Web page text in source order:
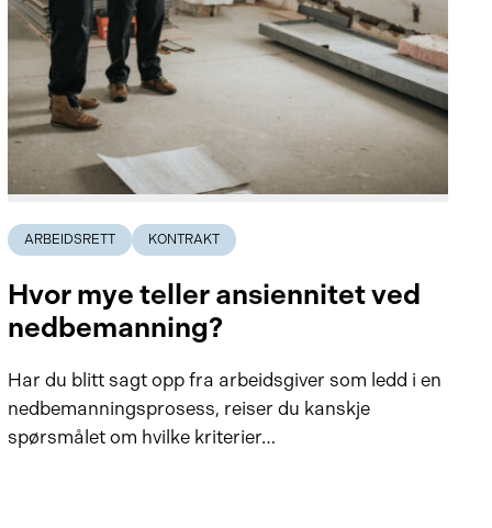
ARBEIDSRETT KONTRAKT
Hvor mye teller ansiennitet ved
nedbemanning?
Har du blitt sagt opp fra arbeidsgiver som ledd i en
nedbemanningsprosess, reiser du kanskje
spørsmålet om hvilke kriterier…